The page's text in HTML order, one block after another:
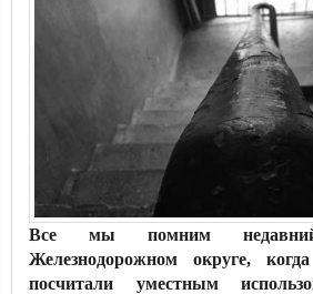
Все мы помним
Железнодорожном округе,
посчитали уместным